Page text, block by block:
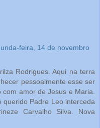
feira, 14 de novembro
Rodrigues. Aqui na terra
pessoalmente esse ser
amor de Jesus e Maria.
querido Padre Leo interceda
Carvalho Silva. Nova